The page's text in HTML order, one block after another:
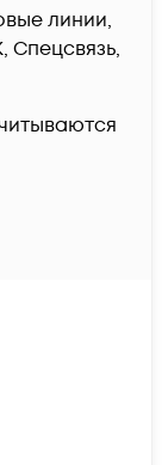
линии,
Спецсвязь,